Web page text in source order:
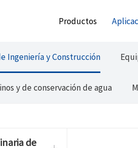
Productos
Ingeniería y Construcción
y de conservación de agua
de